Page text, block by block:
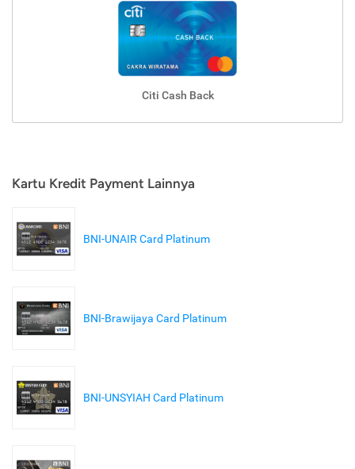
Citi Cash Back
Kartu Kredit Payment Lainnya
BNI-UNAIR Card Platinum
BNI-Brawijaya Card Platinum
BNI-UNSYIAH Card Platinum